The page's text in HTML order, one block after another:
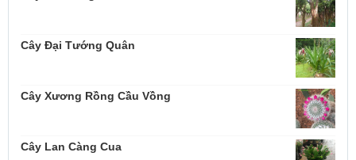
Cây Đại Tướng Quân
Cây Xương Rồng Cầu Vồng
Cây Lan Càng Cua